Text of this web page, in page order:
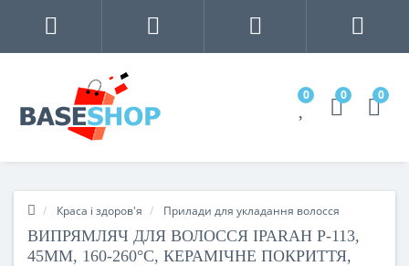
0 0 0
Краса і здоров'я Прилади для укладання волосся
ВИПРЯМЛЯЧ ДЛЯ ВОЛОССЯ IPARAH P-113,
45ММ, 160-260°C, КЕРАМІЧНЕ ПОКРИТТЯ,